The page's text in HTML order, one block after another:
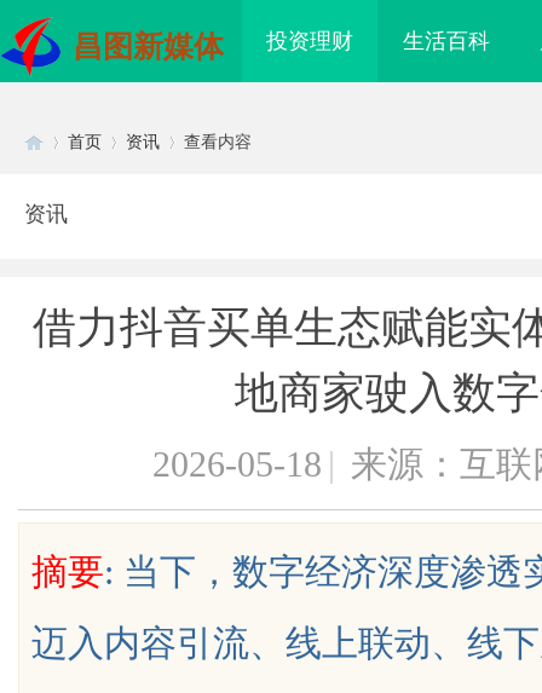
昌图新媒体 投资理财 生活百科
首页 资讯 查看内容
资讯
借力抖音买单生态赋能实
地商家驶入数
2026-05-18 | 来源：互联
摘要: 当下，数字经济深度渗透
迈入内容引流、线上联动、线